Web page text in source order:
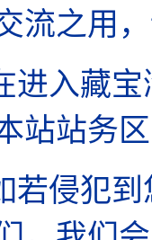
流之用
进入藏
站站务
若侵犯